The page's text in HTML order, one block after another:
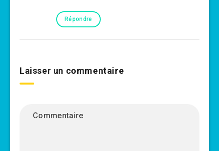
Répondre
Laisser un commentaire